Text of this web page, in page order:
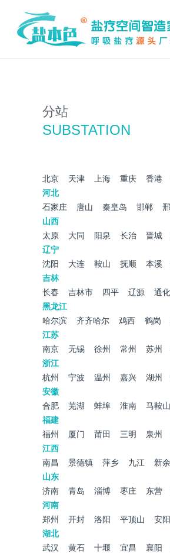
分站
SUBSTATION
北京 天津 上海 重庆 香港
河北
石家庄
唐山 秦皇岛 邯郸
山西
太原
大同 阳泉 长治 晋城
辽宁
沈阳
大连 鞍山 抚顺 本溪
吉林
长春
吉林市 四平 辽源 通化
黑龙江
哈尔滨
齐齐哈尔 鸡西 鹤岗
江苏
南京
无锡 徐州 常州 苏州
浙江
杭州
宁波 温州 嘉兴 湖州
安徽
合肥
芜湖 蚌埠 淮南 马鞍山
福建
福州
厦门 莆田 三明 泉州
江西
南昌
景德镇 萍乡 九江 新余
山东
济南
青岛 淄博 枣庄 东营
河南
郑州
开封 洛阳 平顶山 安阳
湖北
武汉
黄石 十堰 宜昌 襄阳